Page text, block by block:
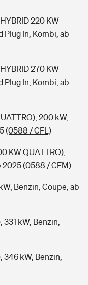
220 KW
Plug In, Kombi, ab
270 KW
Plug In, Kombi, ab
200 kW,
(0588 / CFL)
KW QUATTRO),
2025(0588 / CFM)
Benzin, Coupe, ab
331 kW, Benzin,
346 kW, Benzin,